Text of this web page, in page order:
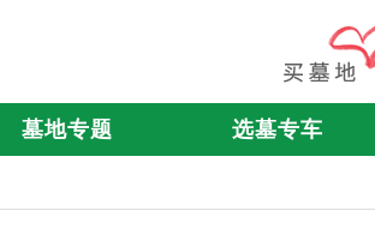
墓地专题 选墓专车